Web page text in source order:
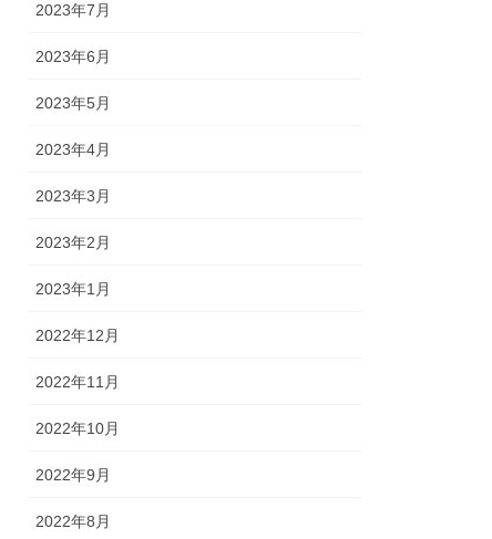
2023年7月
2023年6月
2023年5月
2023年4月
2023年3月
2023年2月
2023年1月
2022年12月
2022年11月
2022年10月
2022年9月
2022年8月